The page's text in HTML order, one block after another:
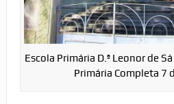
Escola Primária D.ª Leonor de
Primária Completa 7